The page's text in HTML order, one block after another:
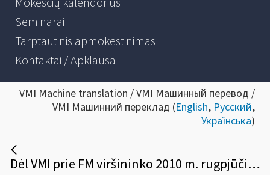
Seminarai
Tarptautinis apmokestinimas
Kontaktai / Apklausa
VMI Machine translation / VMI Машинный перевод /
VMI Машинний переклад (English, Русский,
Українська)
Dėl VMI prie FM viršininko 2010 m. rugpjūčio 2 d. įsakymo Nr. VA-88 pakeitimo